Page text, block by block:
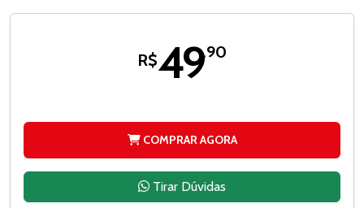
R$49,90
COMPRAR AGORA
Tirar Dúvidas